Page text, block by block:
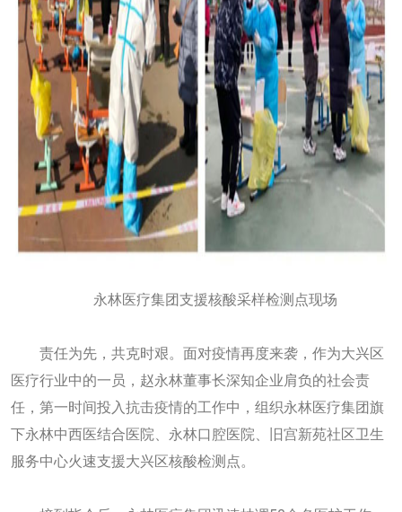
永林医疗集团支援核酸采样检测点现场
责任为先，共克时艰。面对疫情再度来袭，作为大兴区
医疗行业中的一员，赵永林董事长深知企业肩负的社会责
任，第一时间投入抗击疫情的工作中，组织永林医疗集团旗
下永林中西医结合医院、永林口腔医院、旧宫新苑社区卫生
服务中心火速支援大兴区核酸检测点。